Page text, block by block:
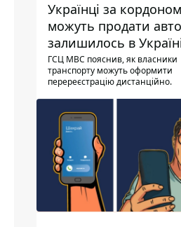
Українці за кордоном
можуть продати
залишилось в
Дію - МВС
ГСЦ МВС пояснив, як власники
транспорту можуть оформити
перереєстрацію дистанційно.